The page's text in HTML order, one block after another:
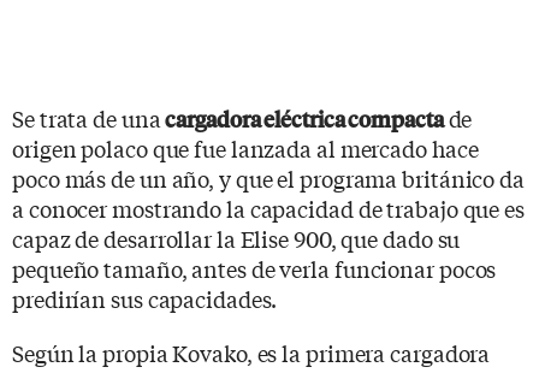
Se trata de unacargadora eléctrica compactade
origen polaco que fue lanzada al mercado hace
poco más de un año, y que el programa británico da
a conocer mostrando la capacidad de trabajo que es
capaz de desarrollar la Elise 900, que dado su
pequeño tamaño, antes de verla funcionar pocos
predirían sus capacidades.
Según la propia Kovako, es la primera cargadora